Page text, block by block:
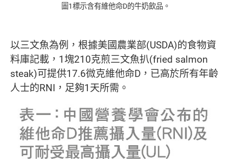
圖1標示含有維他命D的牛奶飲品。
以三文魚為例，根據美國農業部(USDA)的食物資
料庫記載，1塊210克煎三文魚扒(fried salmon
steak)可提供17.6微克維他命D，已高於所有年齡
人士的RNI，足夠1天所需。